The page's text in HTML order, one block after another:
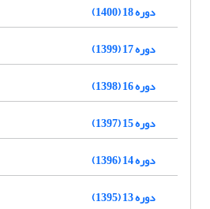
دوره 18 (1400)
دوره 17 (1399)
دوره 16 (1398)
دوره 15 (1397)
دوره 14 (1396)
دوره 13 (1395)